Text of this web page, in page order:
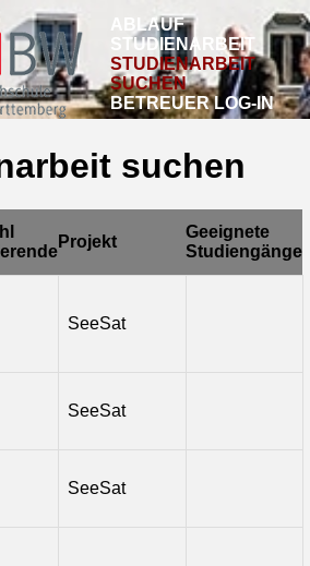
ABLAUF
STUDIENARBEIT
STUDIENARBEIT
SUCHEN
BETREUER LOG-IN
suchen
Projekt
Geeignete
Studiengänge
SeeSat
SeeSat
SeeSat